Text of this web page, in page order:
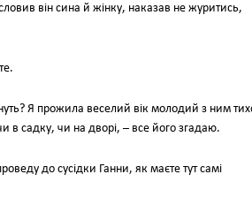
він сина й жінку, наказав не журитись,
Я прожила веселий вік молодий з ним
в садку, чи на дворі, – все його згадаю.
до сусідки Ганни, як маєте тут самі